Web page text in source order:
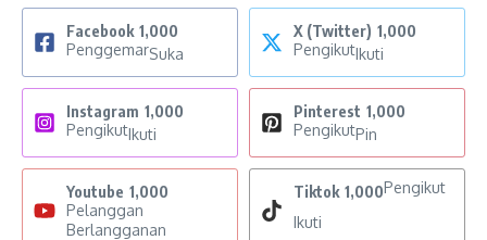
Facebook 1,000
PenggemarSuka
X (Twitter) 1,000
PengikutIkuti
Instagram 1,000
PengikutIkuti
Pinterest 1,000
PengikutPin
Youtube 1,000
Pelanggan
Berlangganan
Tiktok 1,000Pengikut
Ikuti